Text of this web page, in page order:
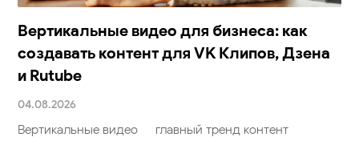
Вертикальные видео для бизнеса: как
создавать контент для VK Клипов, Дзена
и Rutube
04.08.2026
Вертикальные видео — главный тренд контент-